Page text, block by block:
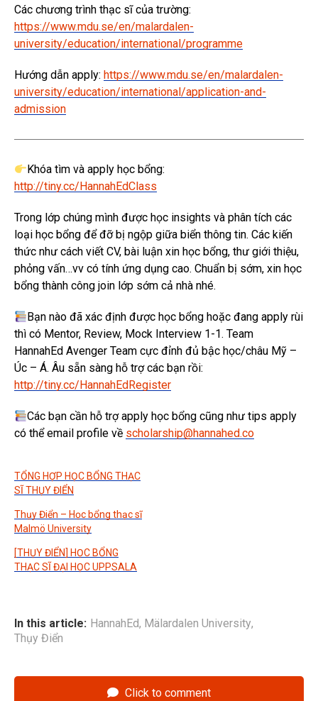
Các chương trình thạc sĩ của trường:
https://www.mdu.se/en/malardalen-
university/education/international/programme
Hướng dẫn apply: https://www.mdu.se/en/malardalen-
university/education/international/application-and-
admission
Khóa tìm và apply học bổng:
http://tiny.cc/HannahEdClass
Trong lớp chúng mình được học insights và phân tích các
loại học bổng để đỡ bị ngộp giữa biển thông tin. Các kiến
thức như cách viết CV, bài luận xin học bổng, thư giới thiệu,
phỏng vấn…vv có tính ứng dụng cao. Chuẩn bị sớm, xin học
bổng thành công join lớp sớm cả nhà nhé.
Bạn nào đã xác định được học bổng hoặc đang apply rùi
thì có Mentor, Review, Mock Interview 1-1. Team
HannahEd Avenger Team cực đỉnh đủ bậc học/châu Mỹ –
Úc – Á. Âu sẵn sàng hỗ trợ các bạn rồi:
http://tiny.cc/HannahEdRegister
Các bạn cần hỗ trợ apply học bổng cũng như tips apply
có thể email profile về scholarship@hannahed.co
TỔNG HỢP HỌC BỔNG THẠC
SĨ THỤY ĐIỂN
Thụy Điển – Học bổng thạc sĩ
Malmö University
[THỤY ĐIỂN] HỌC BỔNG
THẠC SĨ ĐẠI HỌC UPPSALA
In this article: HannahEd, Mälardalen University,
Thụy Điển
Click to comment